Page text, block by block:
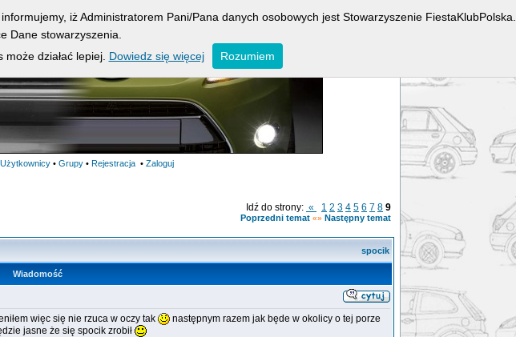
Użytkownicy • Grupy • Rejestracja • Zaloguj
Idź do strony: « 1 2 3 4 5 6 7 8 9
Poprzedni temat «» Następny temat
spocik
Wiadomość
więc się nie rzuca w oczy tak
następnym razem jak będe w okolicy o tej porze
jasne że się spocik zrobił
iż Administratorem Pani/Pana danych osobowych jest Stowarzyszenie FiestaKlubPolska.
Dane stowarzyszenia.
działać lepiej. Dowiedz się więcej Rozumiem